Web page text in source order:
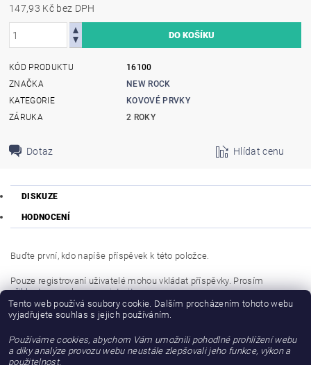
147,93 Kč bez DPH
KÓD PRODUKTU
16100
ZNAČKA
NEW ROCK
KATEGORIE
KOVOVÉ PRVKY
ZÁRUKA
2 ROKY
Dotaz Hlídat cenu
DISKUZE
HODNOCENÍ
Buďte první, kdo napíše příspěvek k této položce.
Pouze registrovaní uživatelé mohou vkládat příspěvky. Prosím
přihlaste senebo seregistrujte.
Buďte první, kdo napíše příspěvek k této položce.
Přidat hodnocení
Tento web používá soubory cookie. Dalším procházením tohoto webu
vyjadřujete souhlas s jejich používáním.
Používáme cookies, abychom Vám umožnili pohodlné prohlížení webu
a díky analýze provozu webu neustále zlepšovali jeho funkce, výkon a
použitelnost.